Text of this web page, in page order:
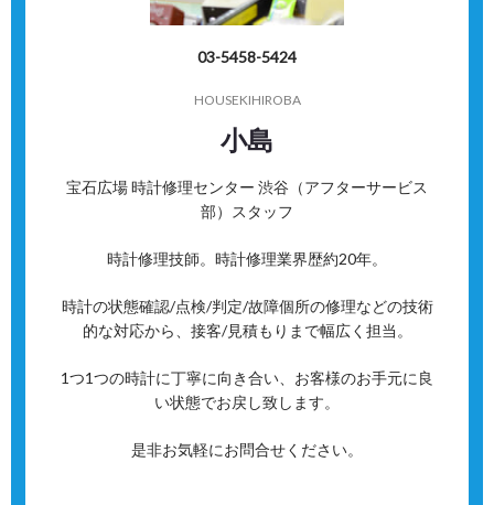
03-5458-5424
HOUSEKIHIROBA
小島
宝石広場 時計修理センター 渋谷（アフターサービス
部）スタッフ
時計修理技師。時計修理業界歴約20年。
時計の状態確認/点検/判定/故障個所の修理などの技術
的な対応から、接客/見積もりまで幅広く担当。
1つ1つの時計に丁寧に向き合い、お客様のお手元に良
い状態でお戻し致します。
是非お気軽にお問合せください。